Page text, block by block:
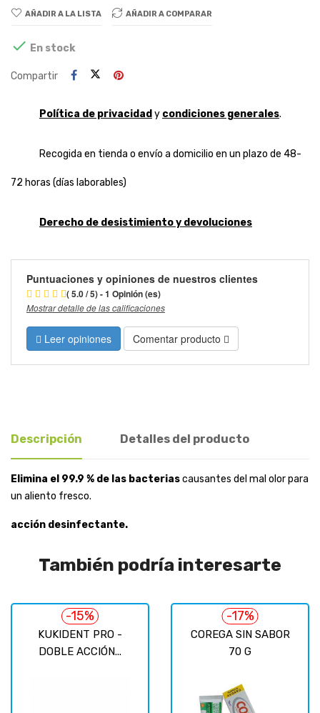
AÑADIR A LA LISTA AÑADIR A COMPARAR
 En stock
Compartir
Política de privacidad y condiciones generales.
Recogida en tienda o envío a domicilio en un plazo de 48-
72 horas (días laborables)
Derecho de desistimiento y devoluciones
Puntuaciones y opiniones de nuestros clientes
( 5.0 / 5) - 1 Opinión (es)
Mostrar detalle de las calificaciones
Leer opiniones Comentar producto
Descripción Detalles del producto
Elimina el 99.9 % de las bacteriascausantes del mal olor para
un aliento fresco.
acción desinfectante.
También podría interesarte
KUKIDENT PRO -
DOBLE ACCIÓN...
-15%
COREGA SIN SABOR
70 G
-17%